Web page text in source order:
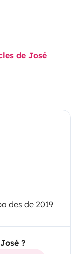
de José
des de 2019
?